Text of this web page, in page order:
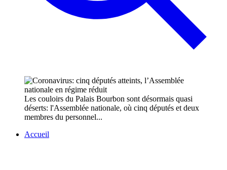
Les couloirs du Palais Bourbon sont désormais quasi
déserts: l'Assemblée nationale, où cinq députés et deux
membres du personnel...
Accueil